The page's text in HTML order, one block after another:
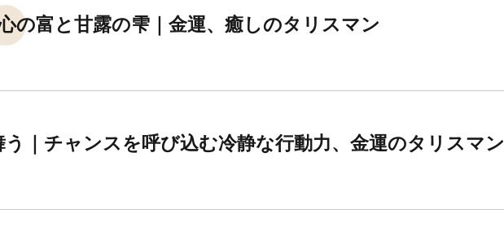
の富と甘露の雫｜金運、癒しのタリスマン
｜チャンスを呼び込む冷静な行動力、金運のタリスマン